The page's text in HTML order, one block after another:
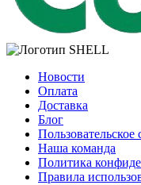
Новости
Оплата
Доставка
Блог
Пользовательское
Наша команда
Политика
Правила